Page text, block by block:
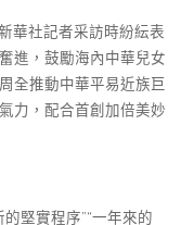
華社記者采訪時紛紜表
進，鼓勵海內中華兒女
全推動中華平易近族巨
力，配合首創加倍美妙
的堅實程序”“一年來的